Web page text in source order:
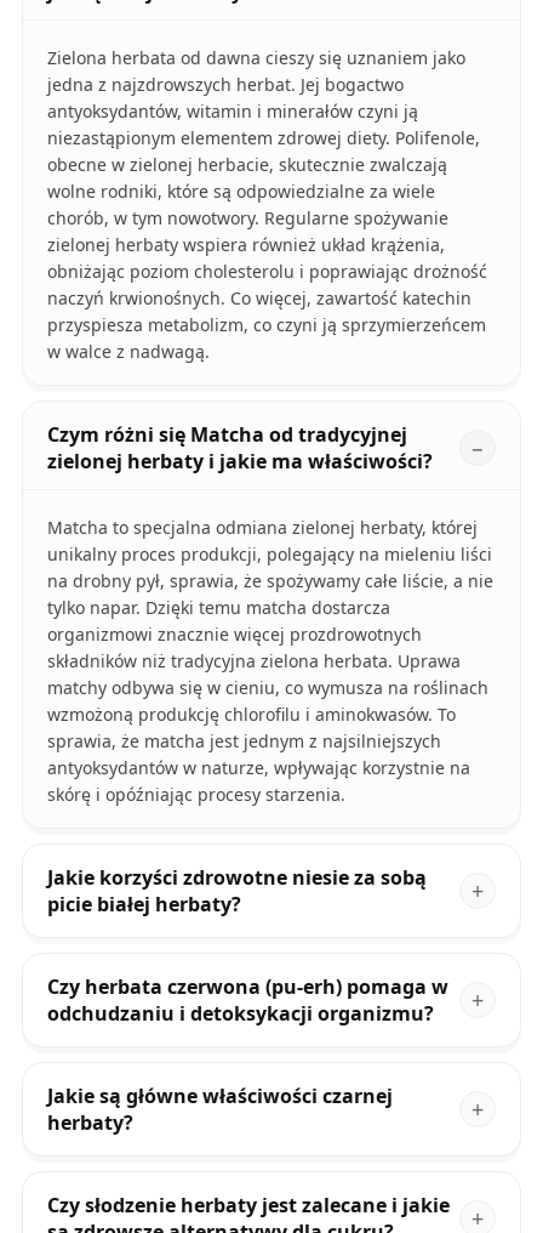
Zielona herbata od dawna cieszy się uznaniem jako
jedna z najzdrowszych herbat. Jej bogactwo
antyoksydantów, witamin i minerałów czyni ją
niezastąpionym elementem zdrowej diety. Polifenole,
obecne w zielonej herbacie, skutecznie zwalczają
wolne rodniki, które są odpowiedzialne za wiele
chorób, w tym nowotwory. Regularne spożywanie
zielonej herbaty wspiera również układ krążenia,
obniżając poziom cholesterolu i poprawiając drożność
naczyń krwionośnych. Co więcej, zawartość katechin
przyspiesza metabolizm, co czyni ją sprzymierzeńcem
w walce z nadwagą.
Czym różni się Matcha od tradycyjnej
zielonej herbaty i jakie ma właściwości?
Matcha to specjalna odmiana zielonej herbaty, której
unikalny proces produkcji, polegający na mieleniu liści
na drobny pył, sprawia, że spożywamy całe liście, a nie
tylko napar. Dzięki temu matcha dostarcza
organizmowi znacznie więcej prozdrowotnych
składników niż tradycyjna zielona herbata. Uprawa
matchy odbywa się w cieniu, co wymusza na roślinach
wzmożoną produkcję chlorofilu i aminokwasów. To
sprawia, że matcha jest jednym z najsilniejszych
antyoksydantów w naturze, wpływając korzystnie na
skórę i opóźniając procesy starzenia.
Jakie korzyści zdrowotne niesie za sobą
picie białej herbaty?
Czy herbata czerwona (pu-erh) pomaga w
odchudzaniu i detoksykacji organizmu?
Jakie są główne właściwości czarnej
herbaty?
Czy słodzenie herbaty jest zalecane i jakie